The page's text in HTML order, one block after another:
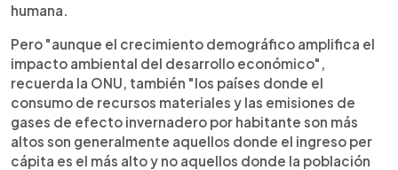
humana.
Pero "aunque el crecimiento demográfico amplifica el
impacto ambiental del desarrollo económico",
recuerda la ONU, también "los países donde el
consumo de recursos materiales y las emisiones de
gases de efecto invernadero por habitante son más
altos son generalmente aquellos donde el ingreso per
cápita es el más alto y no aquellos donde la población